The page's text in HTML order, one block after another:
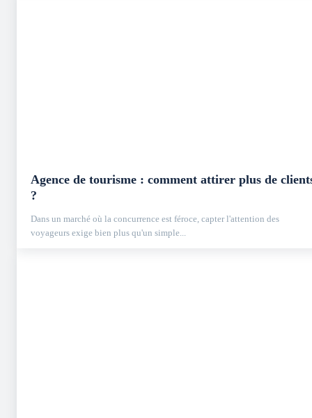
Agence de tourisme : comment attirer plus de
?
Dans un marché où la concurrence est féroce, capter l'attention des
voyageurs exige bien plus qu'un simple...